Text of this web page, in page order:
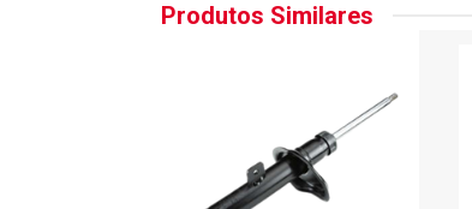
Produtos Similares